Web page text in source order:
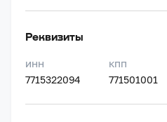
Реквизиты
ИНН
7715322094
КПП
771501001